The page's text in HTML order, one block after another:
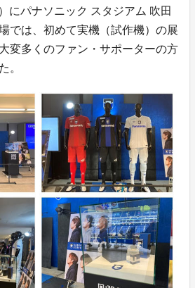
にパナソニック スタジアム 吹田
では、初めて実機（試作機）の展
変多くのファン・サポーターの方
。